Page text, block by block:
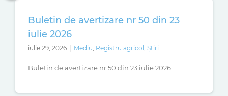
Buletin de avertizare nr 50 din 23
iulie 2026
iulie 29, 2026 | Mediu Registru agricol Știri
Buletin de avertizare nr 50 din 23 iulie 2026